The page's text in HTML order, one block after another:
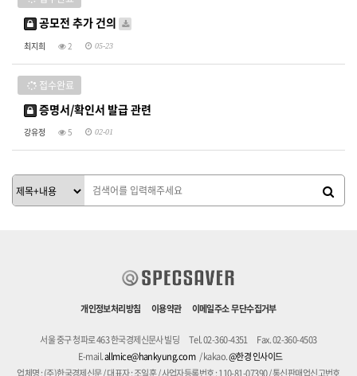
공모전 추가 건의
최지희 2 05-23
접수완료
증명서/확인서 발급 관련
강유정 5 02-01
개인정보처리방침 이용약관 이메일주소 무단수집거부
서울 중구 청파로 463 한국경제신문사 빌딩 Tel. 02-360-4351
Fax. 02-360-4503
E-mail.allmice@hankyung.com / kakao.@한경 인사이드
업체명 : (주)한국경제신문 / 대표자 : 조일훈 / 사업자등록번호 : 110-81-07390 / 통신판매업신고번호